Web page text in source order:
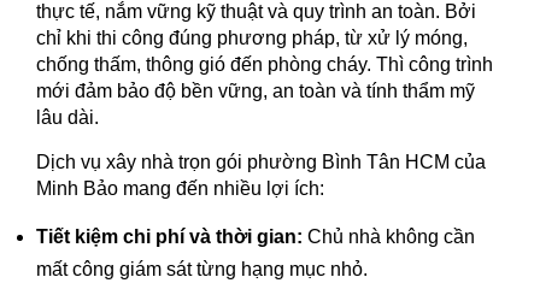
thực tế, nắm vững kỹ thuật và quy trình an toàn. Bởi
chỉ khi thi công đúng phương pháp, từ xử lý móng,
chống thấm, thông gió đến phòng cháy. Thì công trình
mới đảm bảo độ bền vững, an toàn và tính thẩm mỹ
lâu dài.
Dịch vụ xây nhà trọn gói phường Bình Tân HCM của
Minh Bảo mang đến nhiều lợi ích:
Tiết kiệm chi phí và thời gian: Chủ nhà không cần
mất công giám sát từng hạng mục nhỏ.